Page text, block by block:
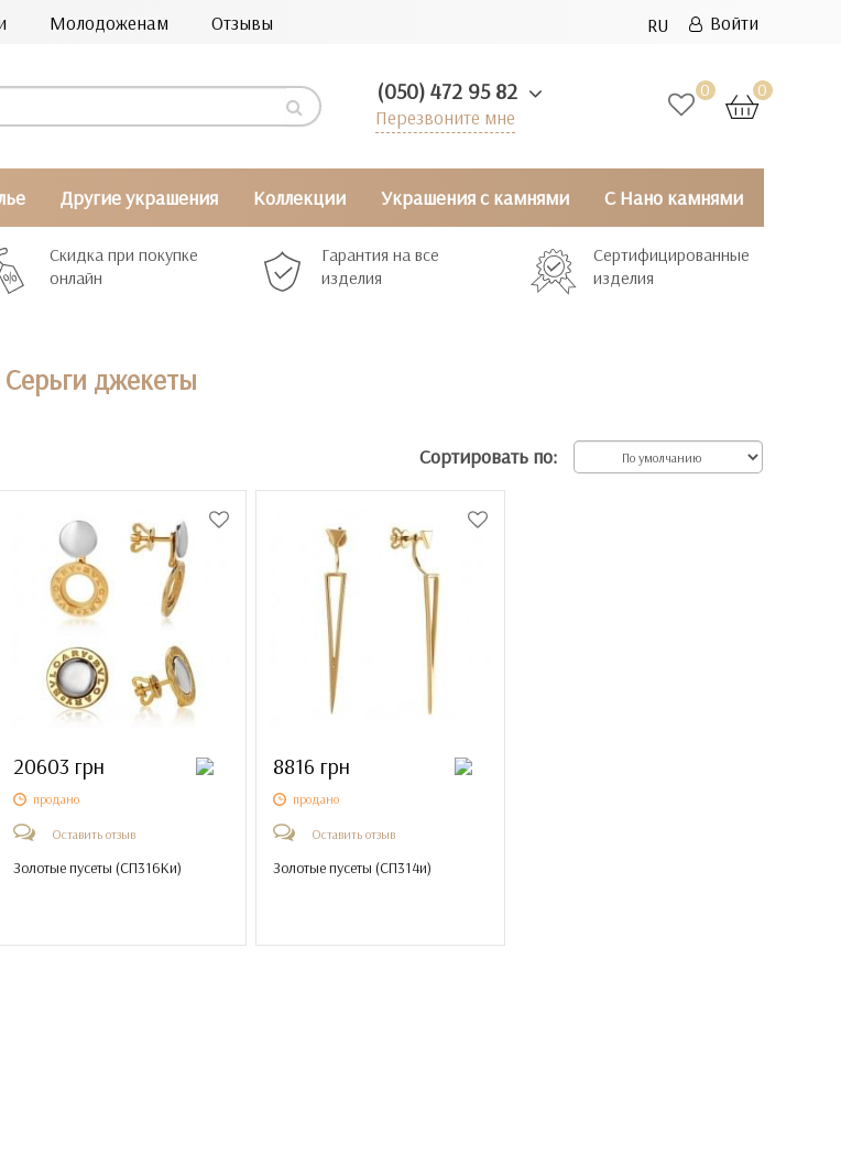
Молодоженам Отзывы RU Войти
0 0
(050) 472 95 82
Перезвоните мне
Другие украшения Коллекции Украшения с камнями С Нано камнями
Скидка при покупке
онлайн
Гарантия на все
изделия
Сертифицированные
изделия
Серьги джекеты
Сортировать по:
20603 грн
продано
Оставить отзыв
Золотые пусеты (СП316Ки)
8816 грн
продано
Оставить отзыв
Золотые пусеты (СП314и)